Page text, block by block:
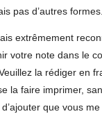
pas d’autres formes.
extrêmement
votre note dans le
la rédiger en
la faire imprimer,
d’ajouter que vous